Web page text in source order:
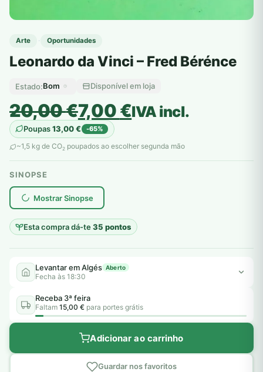
Arte · Oportunidades
Leonardo da Vinci – Fred Bérénce
Estado:Bom Disponível em loja
20,00€
O
preço
original
era:
20,00 €.
7,00€
O
preço
atual
é:
7,00 €.
IVA incl.
Poupas13,00€ -65%
~1,5 kg de CO2 poupados ao escolher segunda mão
SINOPSE
Mostrar Sinopse
Esta compra dá-te35 pontos
plantar árvores reais
Levantar em Algés Aberto
Fecha às 18:30
Receba 3ª feira
Faltam 15,00 € para portes grátis
Adicionar ao carrinho
Guardar nos favoritos